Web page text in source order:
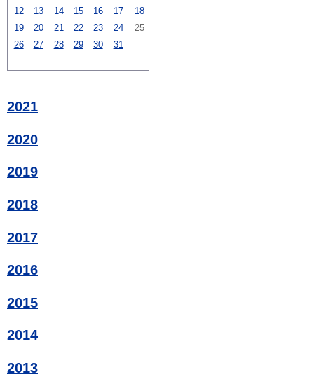
12 13 14 15 16 17
18
19
20 21 22 23 24
25
26
27 28 29 30 31
2021
2020
2019
2018
2017
2016
2015
2014
2013